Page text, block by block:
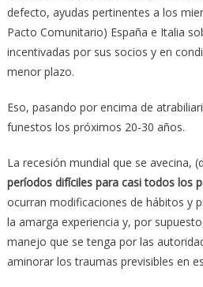
defecto, ayudas pertinentes a los
Pacto Comunitario) España e Italia
incentivadas por sus socios y en
menor plazo.
Eso, pasando por encima de
funestos los próximos 20-30 años.
La recesión mundial que se avecina,
períodos difíciles para casi todos los
ocurran modificaciones de hábitos y
la amarga experiencia y, por
manejo que se tenga por las
aminorar los traumas previsibles en